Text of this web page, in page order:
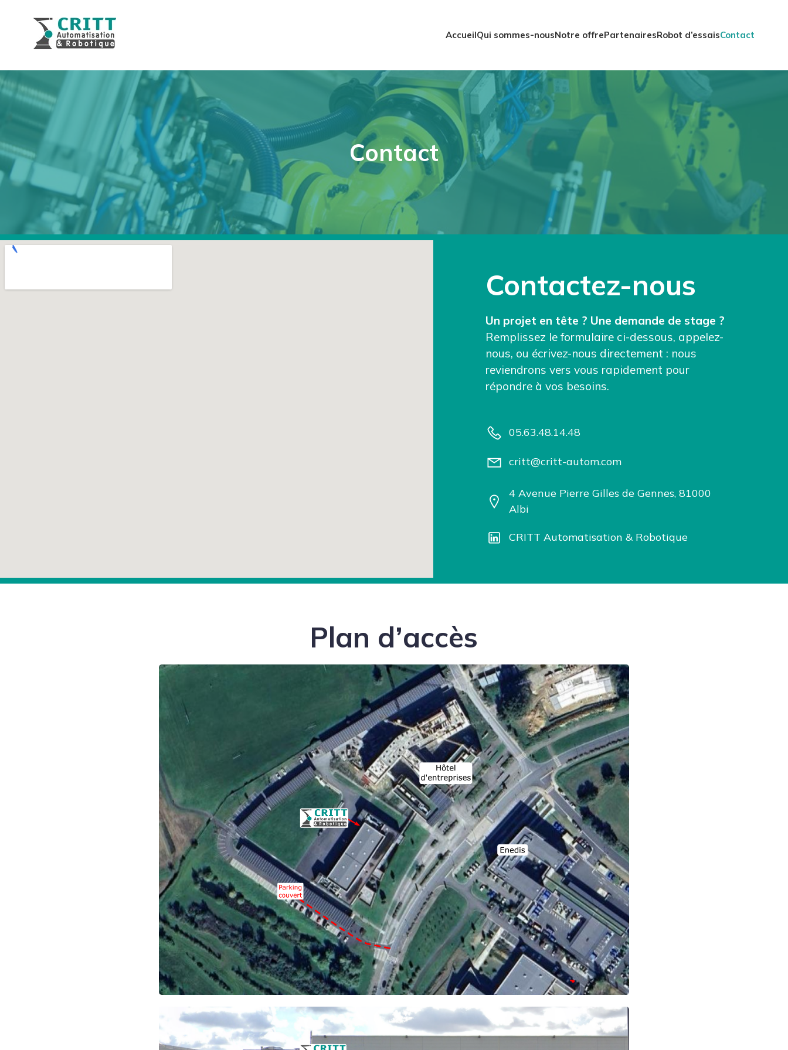
AccueilQui sommes-nousNotre offrePartenairesRobot d’essaisContact
Contact
Contactez-nous
Un projet en tête ? Une demande de stage ?
Remplissez le formulaire ci-dessous, appelez-
nous, ou écrivez-nous directement : nous
reviendrons vers vous rapidement pour
répondre à vos besoins.
05.63.48.14.48
critt@critt-autom.com
4 Avenue Pierre Gilles de Gennes, 81000
Albi
CRITT Automatisation & Robotique
Plan d’accès